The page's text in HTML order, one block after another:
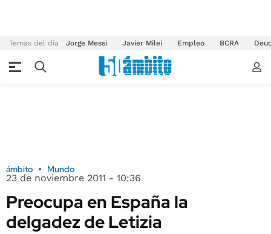
Temas del día Jorge Messi Javier Milei Empleo BCRA
ámbito Mundo
23 de noviembre 2011 - 10:36
Preocupa en España la
delgadez de Letizia